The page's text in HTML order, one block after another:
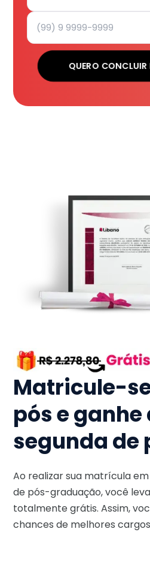
QUERO CONCLUIR
Matricule-
pós e ganhe
segunda de
Ao realizar sua matrícula
de pós-graduação, você
totalmente grátis. Assim,
chances de melhores